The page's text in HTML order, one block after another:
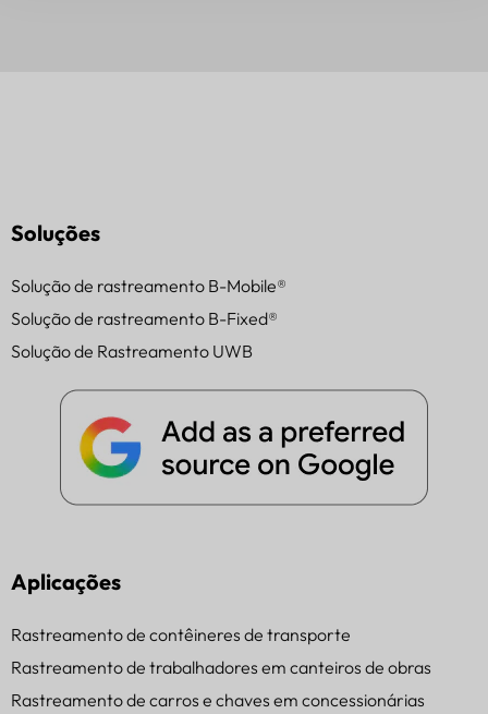
Soluções
Solução de rastreamento B-Mobile®
Solução de rastreamento B-Fixed®
Solução de Rastreamento UWB
Aplicações
Rastreamento de contêineres de transporte
Rastreamento de trabalhadores em canteiros de obras
Rastreamento de carros e chaves em concessionárias